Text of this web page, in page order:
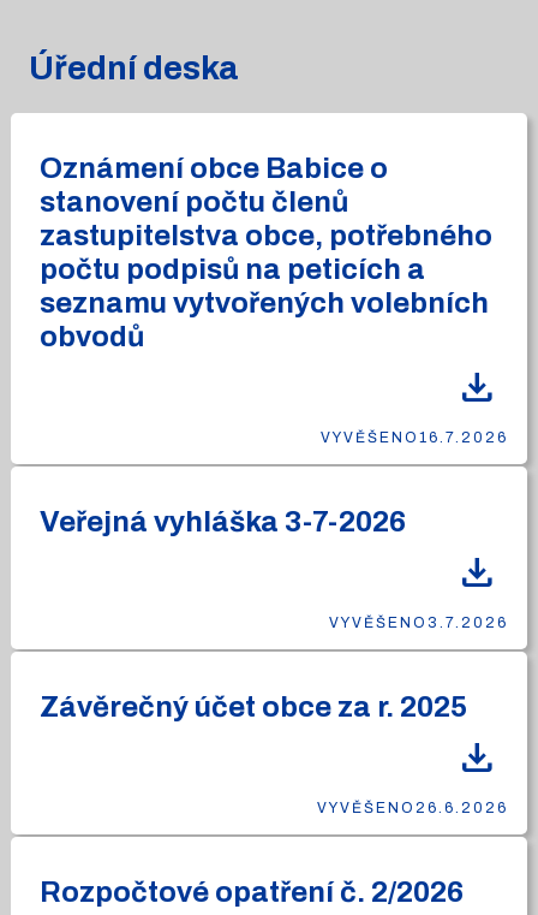
Úřední deska
Oznámení obce Babice o
stanovení počtu členů
zastupitelstva obce, potřebného
počtu podpisů na peticích a
seznamu vytvořených volebních
obvodů
download
VYVĚŠENO 16.7.2026
Veřejná vyhláška 3-7-2026
download
VYVĚŠENO 3.7.2026
Závěrečný účet obce za r. 2025
download
VYVĚŠENO 26.6.2026
Rozpočtové opatření č. 2/2026